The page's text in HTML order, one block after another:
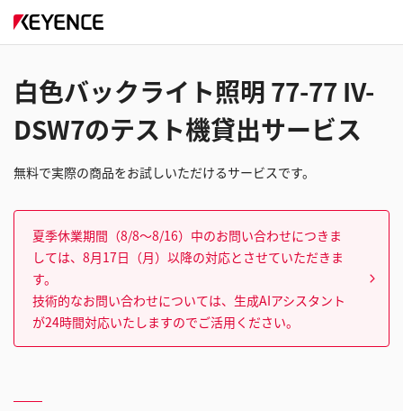
白色バックライト照明 77-77 IV-
DSW7のテスト機貸出サービス
無料で実際の商品をお試しいただけるサービスです。
夏季休業期間（8/8～8/16）中のお問い合わせにつきま
しては、8月17日（月）以降の対応とさせていただきま
す。
技術的なお問い合わせについては、生成AIアシスタント
が24時間対応いたしますのでご活用ください。